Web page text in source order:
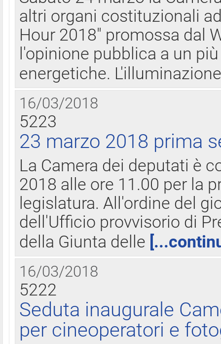
altri organi costituzionali
Hour 2018" promossa dal
l'opinione pubblica a un
energetiche.
16/03/2018
5223
23 marzo 2018 prima
La Camera dei deputati è
2018 alle ore 11.00 per la
legislatura. All'ordine del
dell'Ufficio provvisorio di
della Giunta delle
16/03/2018
5222
Seduta inaugurale
per cineoperatori e